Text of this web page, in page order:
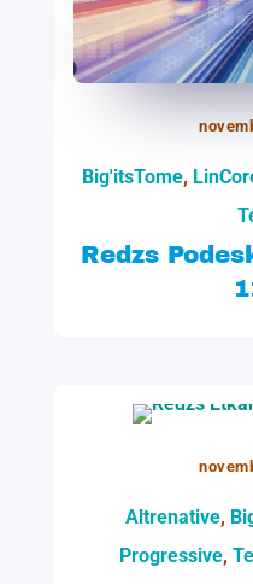
Big'itsTome,
Redzs
Altrenative,
Progressive,